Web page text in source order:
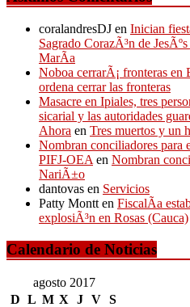
coralandresDJ en Inician
Sagrado CorazÃ³n de
MarÃ­a
Noboa cerrarÃ¡ fronteras en
ordena cerrar las fronteras
Masacre en Ipiales, tres
sicarial y las autoridades
Ahora en Tres muertos y un
Nombran conciliadores para
PIFJ-OEAen Nombran
NariÃ±o
dantovas en Servicios
Patty Montten FiscalÃ­a
explosiÃ³n en Rosas (Cauca)
Calendario de Noticias
agosto 2017
D L M X J V S